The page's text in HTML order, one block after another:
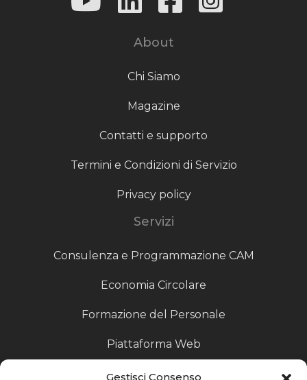
Gestisci Consenso
About
Chi Siamo
Magazine
Contatti e supporto
Termini e Condizioni di Servizio
Privacy policy
Servizi
Consulenza e Programmazione CAM
Economia Circolare
Formazione del Personale
Piattaforma Web
Scouting fornitori